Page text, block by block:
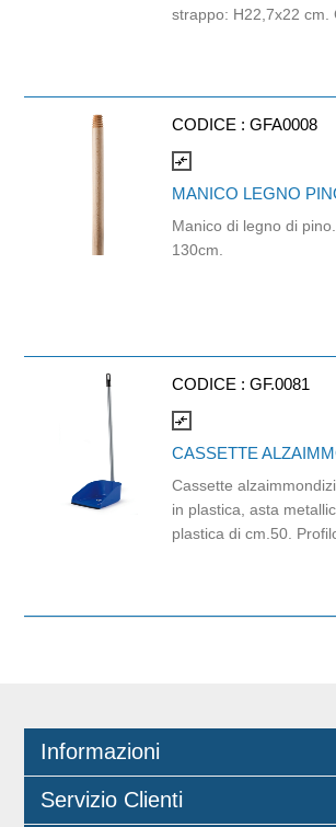
strappo: H22,7x22 cm.
CODICE : GFA0008
compare_arrows
MANICO LEGNO
Manico di legno di
130cm.
CODICE : GF.0081
compare_arrows
CASSETTE
Cassette
in plastica, asta
plastica di cm.50.
Informazioni
Servizio Clienti